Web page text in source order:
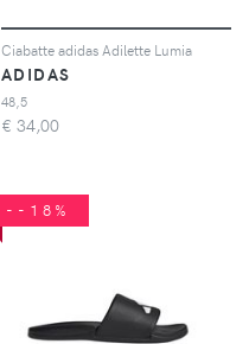
Ciabatte adidas Adilette Lumia
ADIDAS
48,5
€ 34,00
--18%